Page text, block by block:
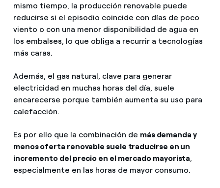
mismo tiempo, la producción renovable puede
reducirse si el episodio coincide con días de poco
viento o con una menor disponibilidad de agua en
los embalses, lo que obliga a recurrir a tecnologías
más caras.
Además, el gas natural, clave para generar
electricidad en muchas horas del día, suele
encarecerse porque también aumenta su uso para
calefacción.
Es por ello que la combinación de más demanda y
menos oferta renovable suele traducirse en un
incremento del precio en el mercado mayorista
especialmente en las horas de mayor consumo.